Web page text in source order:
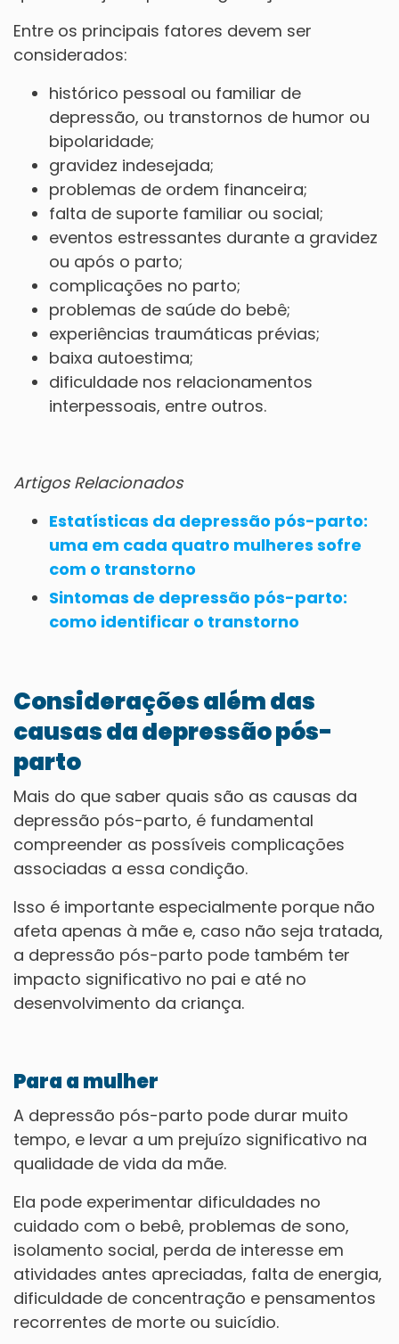
Entre os principais fatores devem ser
considerados:
histórico pessoal ou familiar de
depressão, ou transtornos de humor ou
bipolaridade;
gravidez indesejada;
problemas de ordem financeira;
falta de suporte familiar ou social;
eventos estressantes durante a gravidez
ou após o parto;
complicações no parto;
problemas de saúde do bebê;
experiências traumáticas prévias;
baixa autoestima;
dificuldade nos relacionamentos
interpessoais, entre outros.
Artigos Relacionados
Estatísticas da depressão pós-parto:
uma em cada quatro mulheres sofre
com o transtorno
Sintomas de depressão pós-parto:
como identificar o transtorno
Considerações além das
causas da depressão pós-
parto
Mais do que saber quais são as causas da
depressão pós-parto, é fundamental
compreender as possíveis complicações
associadas a essa condição.
Isso é importante especialmente porque não
afeta apenas à mãe e, caso não seja tratada,
a depressão pós-parto pode também ter
impacto significativo no pai e até no
desenvolvimento da criança.
Para a mulher
A depressão pós-parto pode durar muito
tempo, e levar a um prejuízo significativo na
qualidade de vida da mãe.
Ela pode experimentar dificuldades no
cuidado com o bebê, problemas de sono,
isolamento social, perda de interesse em
atividades antes apreciadas, falta de energia,
dificuldade de concentração e pensamentos
recorrentes de morte ou suicídio.